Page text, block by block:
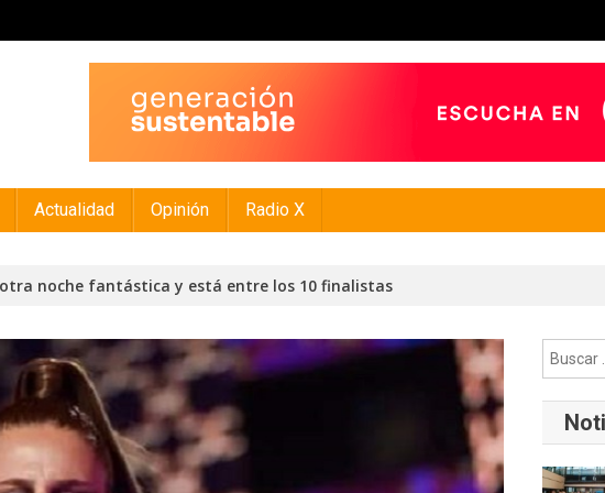
Actualidad Opinión Radio X
noche fantástica y está entre los 10 finalistas